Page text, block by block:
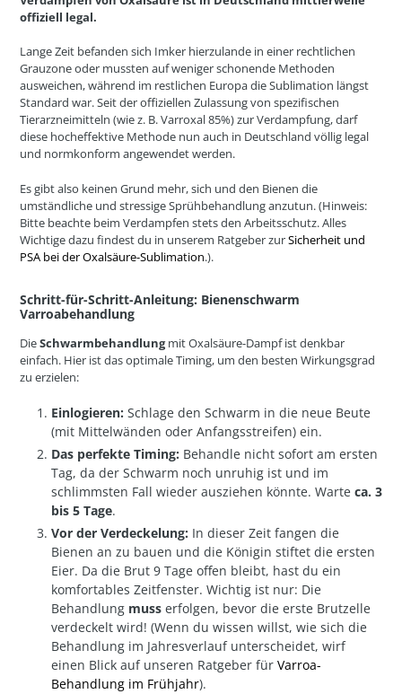
offiziell legal.
Lange Zeit befanden sich Imker hierzulande in einer rechtlichen
Grauzone oder mussten auf weniger schonende Methoden
ausweichen, während im restlichen Europa die Sublimation längst
Standard war. Seit der offiziellen Zulassung von spezifischen
Tierarzneimitteln (wie z. B.Varroxal 85%) zur Verdampfung, darf
diese hocheffektive Methode nun auch in Deutschland völlig legal
und normkonform angewendet werden.
Es gibt also keinen Grund mehr, sich und den Bienen die
umständliche und stressige Sprühbehandlung anzutun.(Hinweis:
Bitte beachte beim Verdampfen stets den Arbeitsschutz. Alles
Wichtige dazu findest du in unserem Ratgeber zurSicherheit und
PSA bei der Oxalsäure-Sublimation.).
Schritt-für-Schritt-Anleitung: Bienenschwarm
Varroabehandlung
DieSchwarmbehandlungmit Oxalsäure-Dampf ist denkbar
einfach. Hier ist das optimale Timing, um den besten Wirkungsgrad
zu erzielen:
Einlogieren: Schlage den Schwarm in die neue Beute
(mit Mittelwänden oder Anfangsstreifen) ein.
Das perfekte Timing: Behandle nicht sofort am ersten
Tag, da der Schwarm noch unruhig ist und im
schlimmsten Fall wieder ausziehen könnte. Warte ca. 3
bis 5 Tage.
Vor der Verdeckelung: In dieser Zeit fangen die
Bienen an zu bauen und die Königin stiftet die ersten
Eier. Da die Brut 9 Tage offen bleibt, hast du ein
komfortables Zeitfenster. Wichtig ist nur: Die
Behandlung muss erfolgen, bevor die erste Brutzelle
verdeckelt wird! (Wenn du wissen willst, wie sich die
Behandlung im Jahresverlauf unterscheidet, wirf
einen Blick auf unseren Ratgeber für Varroa-
Behandlung im Frühjahr).